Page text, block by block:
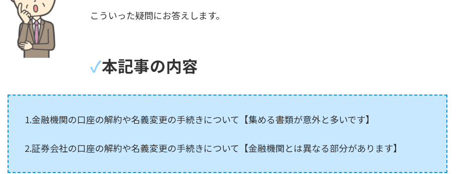
こういった疑問にお答えします。
✓本記事の内容
1.金融機関の口座の解約や名義変更の手続きについて【集める書類が意外と多いです】
2.証券会社の口座の解約や名義変更の手続きについて【金融機関とは異なる部分があります】